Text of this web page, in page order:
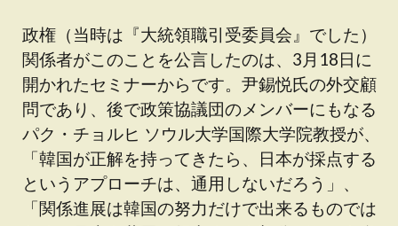
政権（当時は『大統領職引受委員会』でした）
関係者がこのことを公言したのは、3月18日に
開かれたセミナーからです。尹錫悦氏の外交顧
問であり、後で政策協議団のメンバーにもなる
パク・チョルヒ ソウル大学国際大学院教授が、
「韓国が正解を持ってきたら、日本が採点する
というアプローチは、通用しないだろう」、
「関係進展は韓国の努力だけで出来るものでは